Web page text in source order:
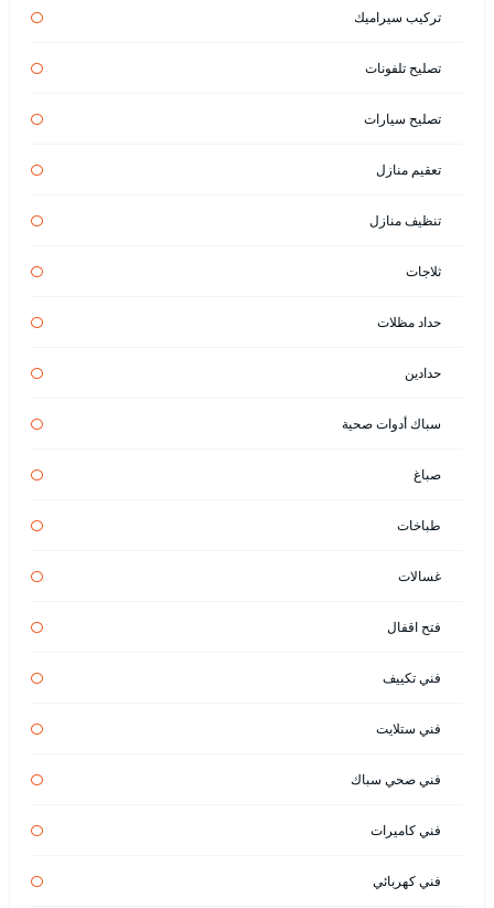
تركيب سيراميك
تصليح تلفونات
تصليح سيارات
تعقيم منازل
تنظيف منازل
ثلاجات
حداد مظلات
حدادين
سباك أدوات صحية
صباغ
طباخات
غسالات
فتح اقفال
فني تكييف
فني ستلايت
فني صحي سباك
فني كاميرات
فني كهربائي